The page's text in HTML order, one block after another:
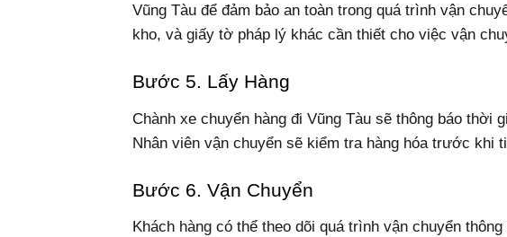
Vũng Tàu để đảm bảo an toàn trong quá trình vận
kho, và giấy tờ pháp lý khác cần thiết cho việc vận
Bước 5. Lấy Hàng
Chành xe chuyển hàng đi Vũng Tàu sẽ thông báo thời
Nhân viên vận chuyển sẽ kiểm tra hàng hóa trước khi
Bước 6. Vận Chuyển
Khách hàng có thể theo dõi quá trình vận chuyển